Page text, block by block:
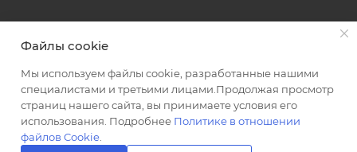
Разработка сайта
Файлы cookie
Мы используем файлы cookie, разработанные нашими
специалистами и третьими лицами.Продолжая просмотр
страниц нашего сайта, вы принимаете условия его
использования. Подробнее Политике в отношении
файлов Cookie